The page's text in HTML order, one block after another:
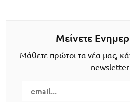
Μείνετε
Μάθετε πρώτοι τα νέα μας,